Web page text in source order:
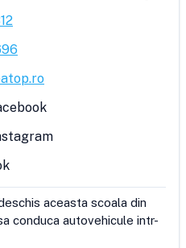
aceasta scoala din
conduca autovehicule intr-